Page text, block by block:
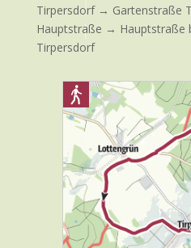
Tirpersdorf → Gartenstraße
Hauptstraße → Hauptstraße
Tirpersdorf